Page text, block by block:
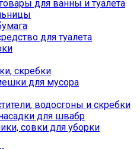
для ванны и туалета
для туалета
скребки
для мусора
водосгоны и скребки
для швабр
совки для уборки